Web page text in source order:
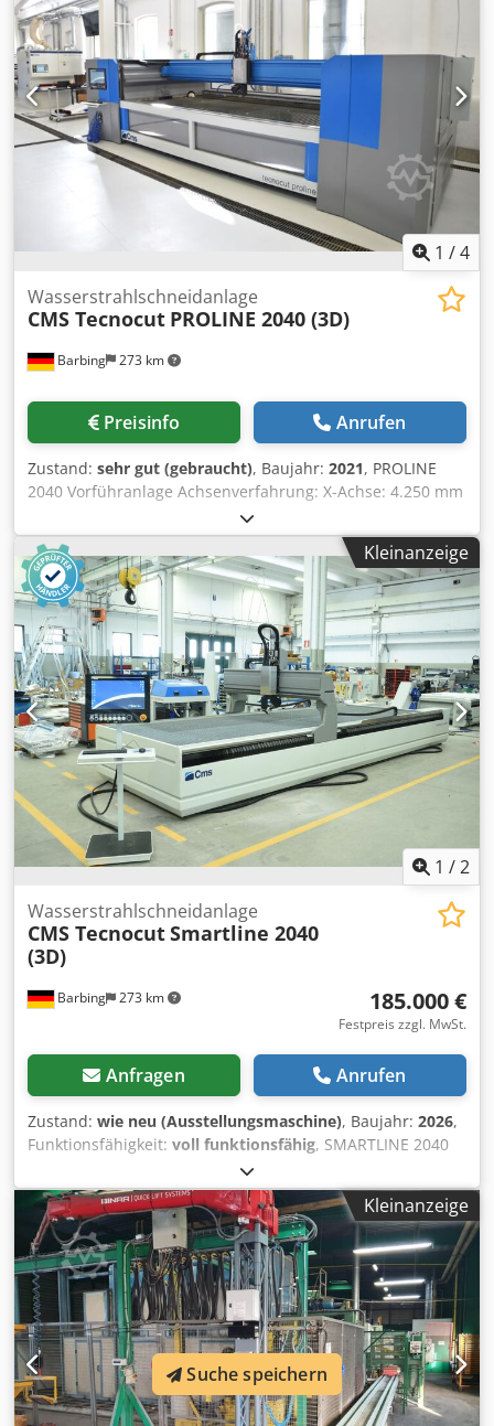
1 /4
Barbing 273 km
Wasserstrahlschneidanlage
CMS Tecnocut PROLINE 2040 (3D)
Preisinfo Anrufen
Zustand: sehr gut (gebraucht), Baujahr: 2021, PROLINE
2040 Vorführanlage Achsenverfahrung: X-Achse: 4.250 mm
Y-Achse: 2.000 mm Z-Achse: 200 mm Ausstattung: - 1x
Schneidkopf JD5Ax 5-Achsen inkl. automatischer
Winkelkompensation - Höhenabtastung inkl.
Antikollisionsüberwachung - Software IGEMS -
Automatische Entschlammung über Kettenförderer -
Abrasivtank und automatische Abrasivdosierung Codpfx
Asgb Rkljbyoha Inkl. Montage, Schulung und
Gewährleistung
Kleinanzeige
1 /2
Barbing 273 km
Wasserstrahlschneidanlage
CMS TecnocutSmartline 2040
(3D)
185.000 €
Festpreis zzgl. MwSt.
Anfragen Anrufen
Zustand: wie neu (Ausstellungsmaschine), Baujahr: 2026,
Funktionsfähigkeit: voll funktionsfähig, SMARTLINE 2040
Baujahr 2026 - verfügbar ab Mai 2026 Vorführmaschine -
Neuwertig Achsenverfahrung: X-Achse: 4.000 mm Y-Achse:
2.000 mm Z-Achse: 150 mm Ausstattung: - 1x Schneidkopf
5-Achsen inkl. automatischer Winkelkompensation -
Höhenabtastung inkl. Antikollisionsüberwachung -
Software IGEMS - Abrasivtank und automatische
Abrasivdosierung Codpfxex Ic Adj Abyjha
Hochdruckpumpe Jetpower EVO Stromaufnahme total: 29
kW Stromanschluss: 400 V +/- 5% / 50 Hz Max. Wasserdruck
4.100 bar Wasserdurchlass: max. 2,8 ltr. / min Inkl.
Montage, Schulung und Gewährleistung
Kleinanzeige
Suche speichern